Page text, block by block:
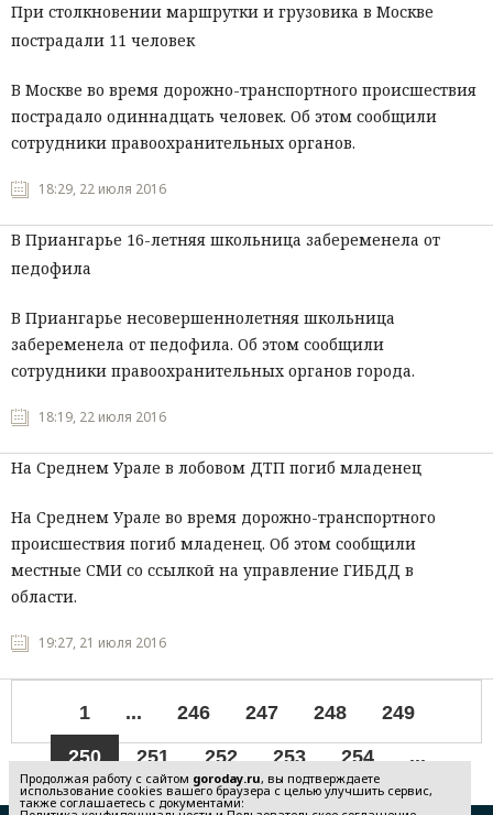
При столкновении маршрутки и грузовика в Москве
пострадали 11 человек
В Москве во время дорожно-транспортного происшествия
пострадало одиннадцать человек. Об этом сообщили
сотрудники правоохранительных органов.
18:29, 22 июля 2016
В Приангарье 16-летняя школьница забеременела от
педофила
В Приангарье несовершеннолетняя школьница
забеременела от педофила. Об этом сообщили
сотрудники правоохранительных органов города.
18:19, 22 июля 2016
На Среднем Урале в лобовом ДТП погиб младенец
На Среднем Урале во время дорожно-транспортного
происшествия погиб младенец. Об этом сообщили
местные СМИ со ссылкой на управление ГИБДД в
области.
19:27, 21 июля 2016
1 ... 246 247 248
249
250
251 252 253 254
...
257
Продолжая работу с сайтом goroday.ru, вы подтверждаете
использование cookies вашего браузера с целью улучшить сервис,
также соглашаетесь с документами: